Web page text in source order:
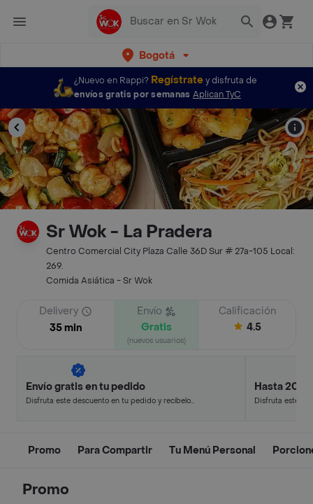
Bogotá
¿Nuevo en Rappi? Regístratey disfruta de
envíos gratis por semanas Aplican TyC
Sr Wok - La Pradera
Centro Comercial City Plaza Calle 36D Sur # 27a-105 Local:
269.
Comida Asiática - Sr Wok
Delivery
35 min
Envío
Gratis
(nuevos usuarios)
Calificación
4.5
Envío gratis en tu pedido
Disfruta este descuento en tu pedido y recíbelo
Hasta 20%
Disfruta este
Promo Para Compartir Tu Menú Personal
Promo